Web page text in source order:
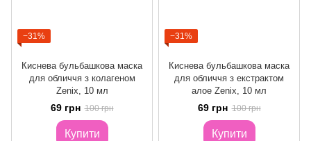
−31%
Киснева бульбашкова маска
для обличчя з колагеном
Zenix, 10 мл
69 грн 100 грн
Купити
−31%
Киснева бульбашкова маска
для обличчя з екстрактом
алое Zenix, 10 мл
69 грн 100 грн
Купити